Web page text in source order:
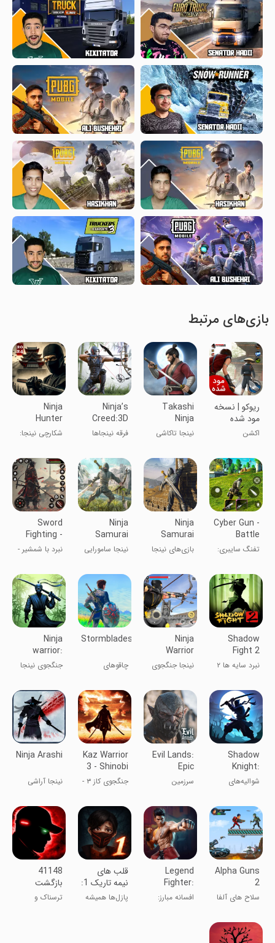
بازی‌های مرتبط
ریوکو | نسخه
مود شده
اکشن
Takashi
Ninja
Samurai
Game
نینجا تاکاشی
Ninja’s
Creed:3D
Shooting
Game
فرقه نینجاها
Ninja
Hunter
Samurai
Assassins
شکارچی نینجا:
Cyber Gun -
Battle
Royale
تفنگ سایبری:
Ninja
Samurai
Assassin
Games
بازی‌های نینجا
Ninja
Samurai
Assassin
Hunter
نینجا سامورایی
Sword
Fighting -
Samurai
Games
نبرد با شمشیر -
سامورایی
Shadow
Fight 2
نبرد سایه ها ۲
Ninja
Warrior
Assassin
نینجا جنگجوی
Stormblades
چاقوهای
Ninja
warrior:
legend of
adven
جنگجوی نینجا
Shadow
Knight:
Ninja Game
RPG
شوالیه‌های
RPG نینجا
Evil Lands:
Epic
MMORPG
online
سرزمین
Kaz Warrior
3 - Shinobi
Legend
جنگجوی کاز ۳ -
Ninja Arashi
نینجا آراشی
Alpha Guns
2
سلاح های آلفا
Legend
Fighter:
Mortal
افسانه مبارز:
‏‏‏‏‏‏‏قلب های
نیمه تاریک 1:
داستانی/
معمایی
پازل‌ها همیشه
‏‏‏‏‏‏‏41148
بازگشت
ترسناک و